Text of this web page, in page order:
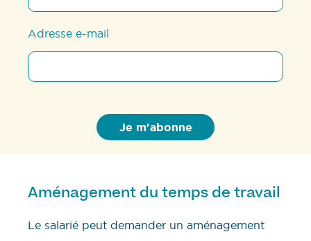
Adresse e-mail
Aménagement du temps de travail
Le salarié peut demander un aménagement